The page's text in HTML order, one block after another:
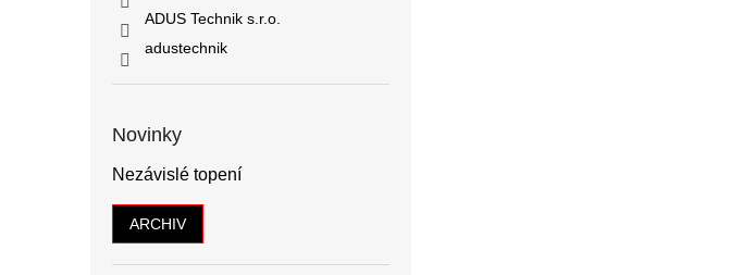
ADUS Technik s.r.o.
adustechnik
Novinky
Nezávislé topení
ARCHIV